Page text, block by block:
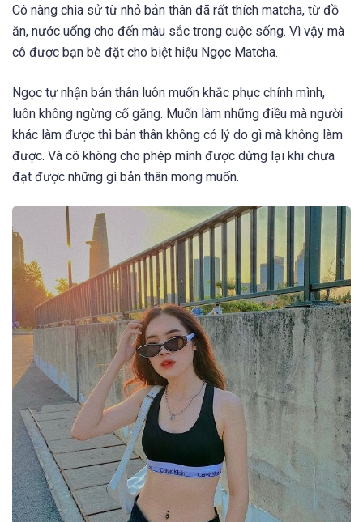
Cô nàng chia sử từ nhỏ bản thân đã rất thích matcha, từ đồ
ăn, nước uống cho đến màu sắc trong cuộc sống. Vì vậy mà
cô được bạn bè đặt cho biệt hiệu Ngọc Matcha.
Ngọc tự nhận bản thân luôn muốn khắc phục chính mình,
luôn không ngừng cố gắng. Muốn làm những điều mà người
khác làm được thì bản thân không có lý do gì mà không làm
được. Và cô không cho phép mình được dừng lại khi chưa
đạt được những gì bản thân mong muốn.